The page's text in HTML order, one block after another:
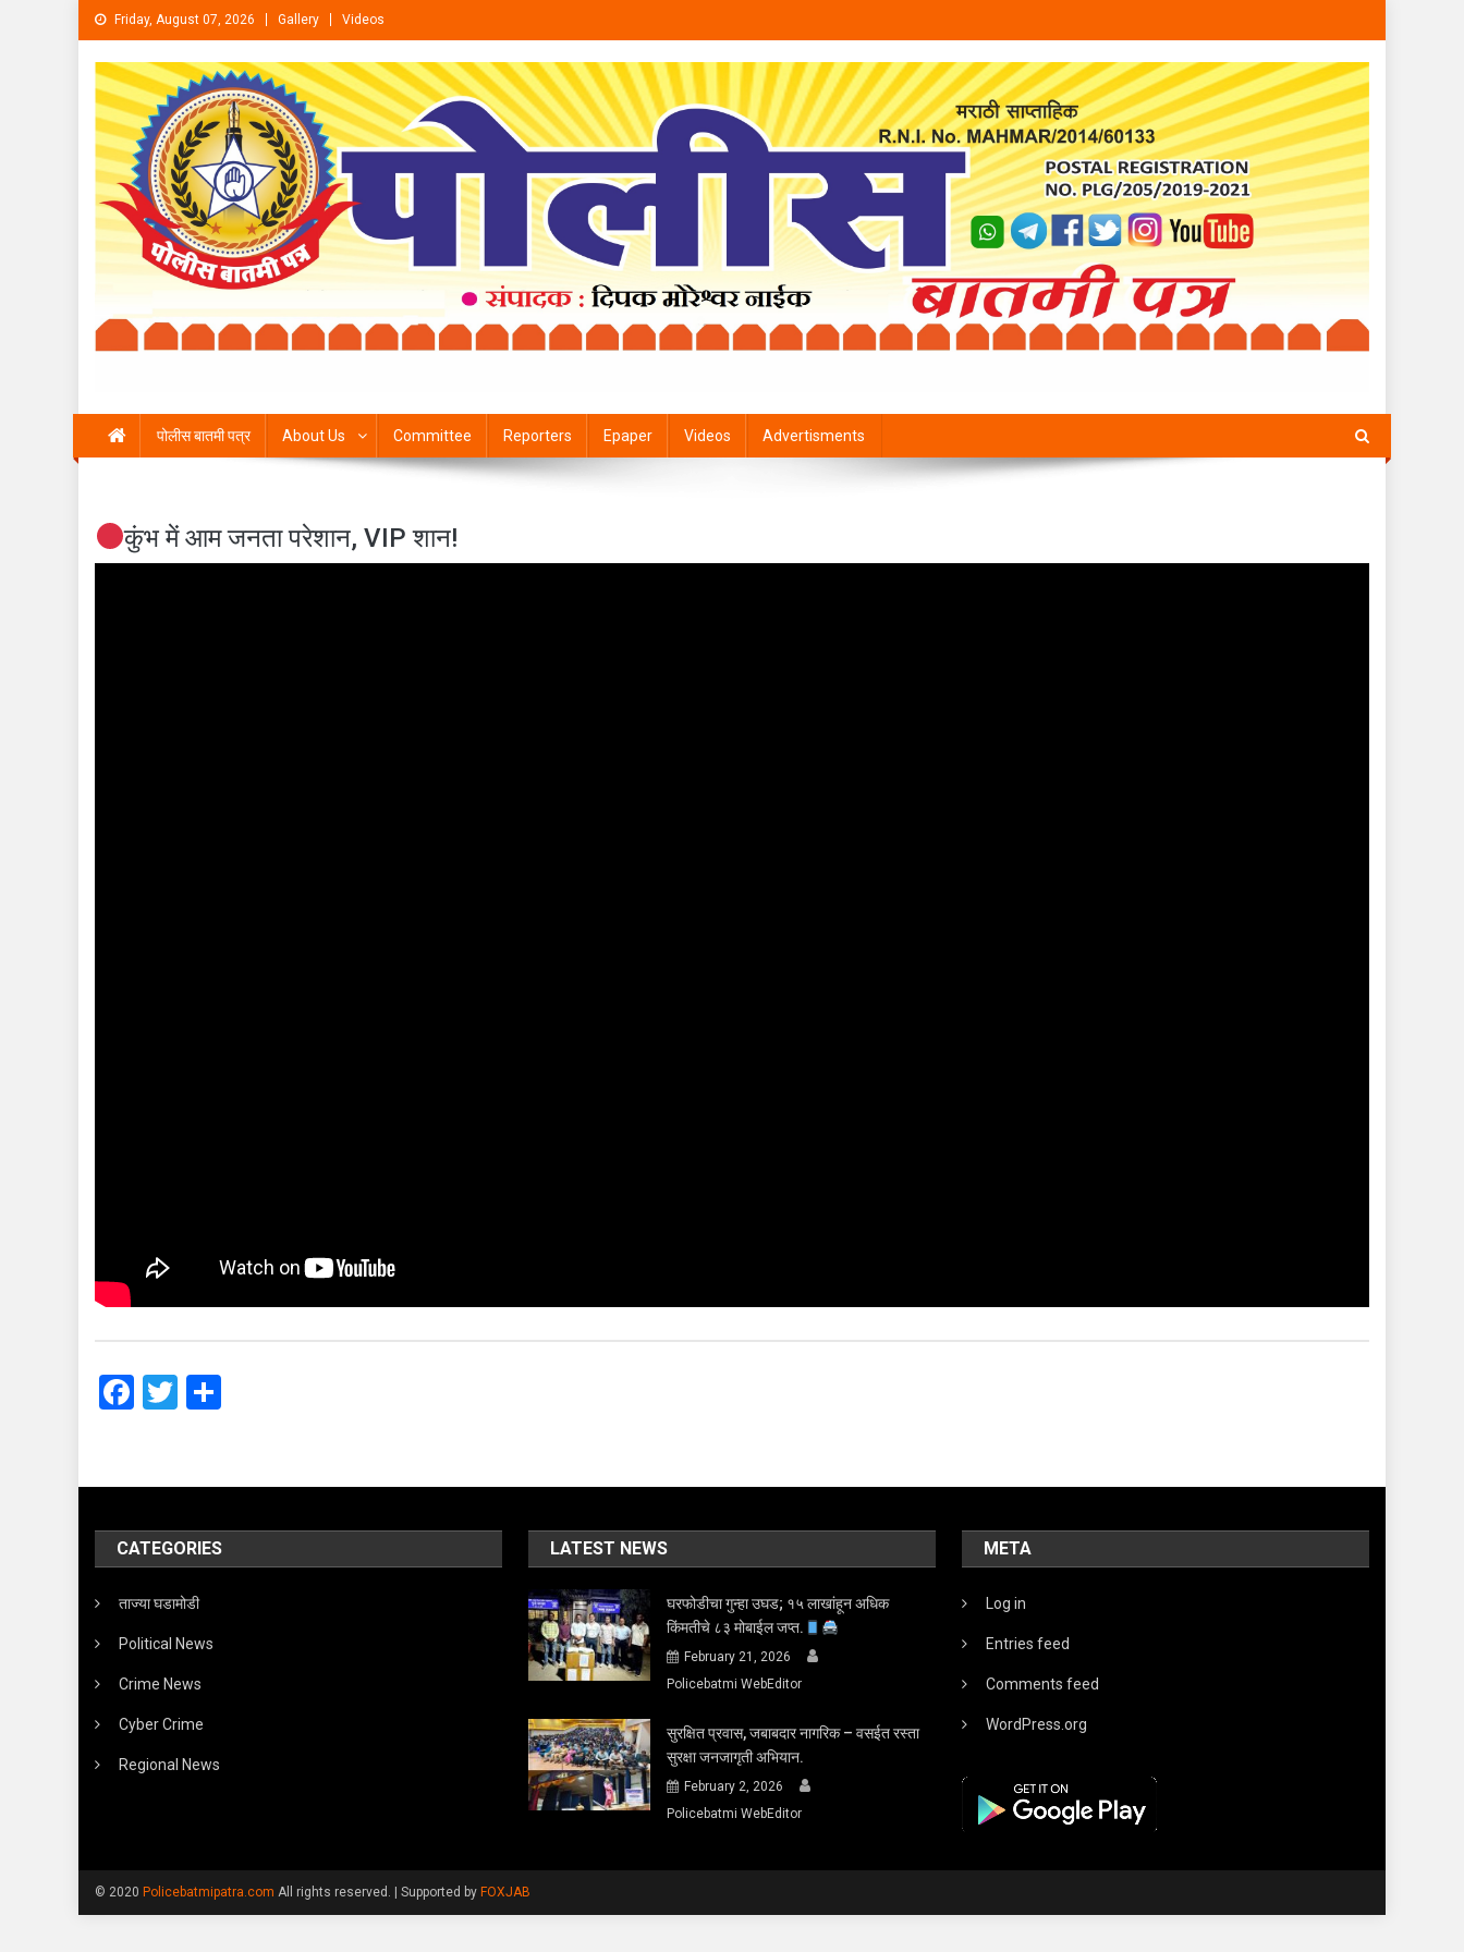
Skip to content
Friday, August 07, 2026 Gallery Videos
पोलीस बातमी पत्र About Us Committee Reporters Epaper Videos Advertisments
कुंभ में आम जनता परेशान, VIP शान!
Facebook
Twitter
CATEGORIES
ताज्या घडामोडी
Political News
Crime News
Cyber Crime
Regional News
LATEST NEWS
घरफोडीचा गुन्हा उघड; १५ लाखांहून अधिक
किंमतीचे ८३ मोबाईल जप्त.
February 21, 2026
Policebatmi WebEditor
सुरक्षित प्रवास, जबाबदार नागरिक – वसईत रस्ता
सुरक्षा जनजागृती अभियान.
February 2, 2026
Policebatmi WebEditor
META
Log in
Entries feed
Comments feed
WordPress.org
© 2020 Policebatmipatra.com All rights reserved. Supported by FOXJAB